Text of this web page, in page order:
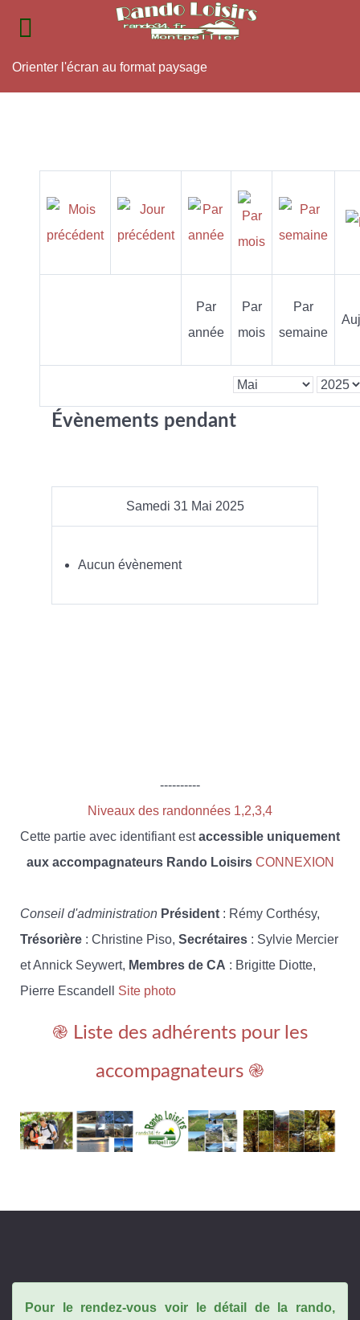
Orienter l'écran au format paysage
Par
année
Par
mois
Par
semaine
Évènements pendant
Samedi 31 Mai 2025
Aucun évènement
----------
Niveaux des randonnées 1,2,3,4
Cette partie avec identifiant estaccessible uniquement
aux accompagnateurs Rando Loisirs CONNEXION
Conseil d'administration Président : Rémy Corthésy,
Trésorière : Christine Piso, Secrétaires : Sylvie Mercier
et Annick Seywert, Membres de CA : Brigitte Diotte,
Pierre Escandell Site photo
֎ Liste des adhérents pour les
accompagnateurs ֎
Pour le rendez-vous voir le détail de la rando,